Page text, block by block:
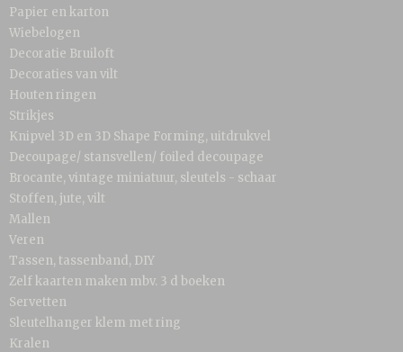
Papier en karton
Wiebelogen
Decoratie Bruiloft
Decoraties van vilt
Houten ringen
Strikjes
Knipvel 3D en 3D Shape Forming, uitdrukvel
Decoupage/ stansvellen/ foiled decoupage
Brocante, vintage miniatuur, sleutels - schaar
Stoffen, jute, vilt
Mallen
Veren
Tassen, tassenband, DIY
Zelf kaarten maken mbv. 3 d boeken
Servetten
Sleutelhanger klem met ring
Kralen